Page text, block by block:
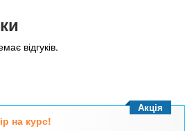
відгуків.
на курс!
Акція